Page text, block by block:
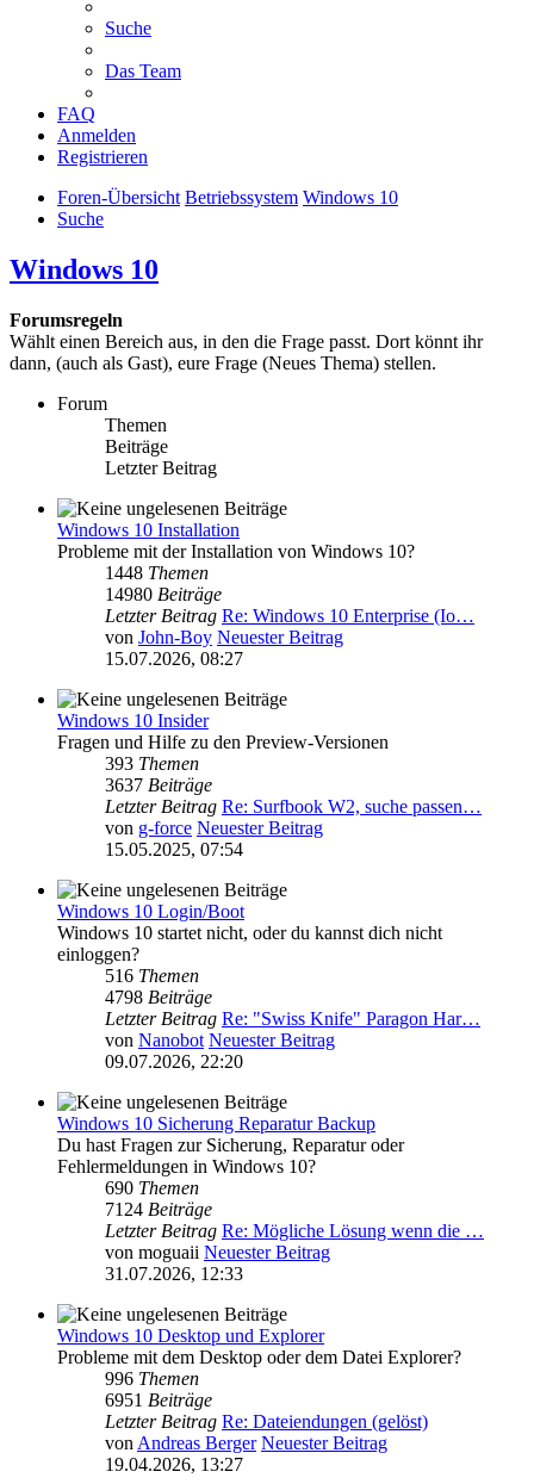
Suche
Das Team
FAQ
Anmelden
Registrieren
Foren-Übersicht Betriebssystem Windows 10
Suche
Windows 10
Forumsregeln
Wählt einen Bereich aus, in den die Frage passt. Dort könnt ihr
dann, (auch als Gast), eure Frage (Neues Thema) stellen.
Forum
Themen
Beiträge
Letzter Beitrag
Windows 10 Installation
Probleme mit der Installation von Windows 10?
1448 Themen
14980 Beiträge
Letzter Beitrag Re: Windows 10 Enterprise (Io…
von John-Boy Neuester Beitrag
15.07.2026, 08:27
Windows 10 Insider
Fragen und Hilfe zu den Preview-Versionen
393 Themen
3637 Beiträge
Letzter Beitrag Re: Surfbook W2, suche passen…
von g-force Neuester Beitrag
15.05.2025, 07:54
Windows 10 Login/Boot
Windows 10 startet nicht, oder du kannst dich nicht
einloggen?
516 Themen
4798 Beiträge
Letzter Beitrag Re: "Swiss Knife" Paragon Har…
von Nanobot Neuester Beitrag
09.07.2026, 22:20
Windows 10 Sicherung Reparatur Backup
Du hast Fragen zur Sicherung, Reparatur oder
Fehlermeldungen in Windows 10?
690 Themen
7124 Beiträge
Letzter Beitrag Re: Mögliche Lösung wenn die …
von moguaii Neuester Beitrag
31.07.2026, 12:33
Windows 10 Desktop und Explorer
Probleme mit dem Desktop oder dem Datei Explorer?
996 Themen
6951 Beiträge
Letzter Beitrag Re: Dateiendungen (gelöst)
von Andreas Berger Neuester Beitrag
19.04.2026, 13:27